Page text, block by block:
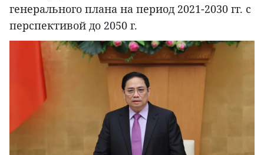
генерального плана на период 2021-2030 гг. с
перспективой до 2050 г.